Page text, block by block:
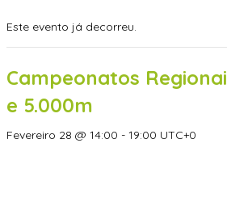
Este evento já decorreu.
Campeonatos
e 5.000m
Fevereiro 28 @ 14:00 - 19:00 UTC+0